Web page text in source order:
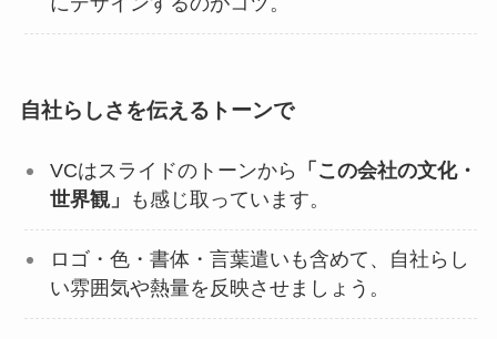
自社らしさを伝えるトーンで
VCはスライドのトーンから
「この会社の文化・
世界観」
も感じ取っています。
ロゴ・色・書体・言葉遣いも含めて、自社らし
い雰囲気や熱量を反映させましょう。